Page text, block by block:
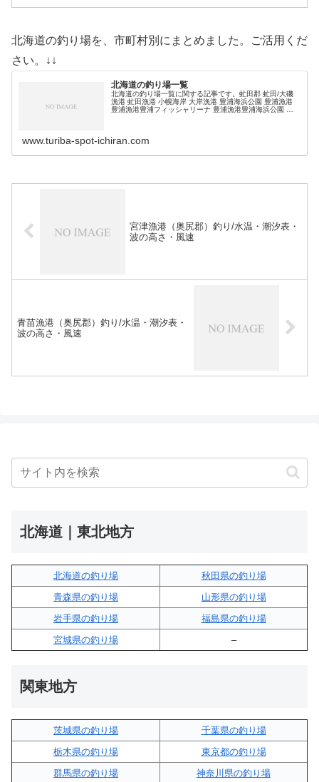
北海道の釣り場を、市町村別にまとめました。ご活用くだ
さい。↓↓
北海道の釣り場一覧
北海道の釣り場一覧に関する記事です。虻田郡 虻田/大磯
漁港 虻田漁港 小幌海岸 大岸漁港 豊浦海浜公園 豊浦漁港
豊浦漁港豊浦フィッシャリーナ 豊浦漁港豊浦海浜公園 礼
www.turiba-spot-ichiran.com
宮津漁港（奥尻郡）釣り/水温・潮汐表・
波の高さ・風速
青苗漁港（奥尻郡）釣り/水温・潮汐表・
波の高さ・風速
北海道｜東北地方
北海道の釣り場
秋田県の釣り場
青森県の釣り場
山形県の釣り場
岩手県の釣り場
福島県の釣り場
宮城県の釣り場
–
関東地方
茨城県の釣り場
千葉県の釣り場
栃木県の釣り場
東京都の釣り場
群馬県の釣り場
神奈川県の釣り場